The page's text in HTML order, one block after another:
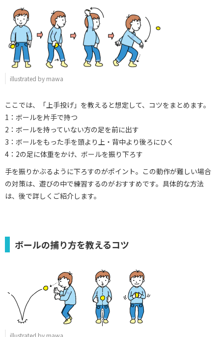
illustrated by mawa
ここでは、「上手投げ」を教えると想定して、コツをまとめます。
1：ボールを片手で持つ
2：ボールを持っていない方の足を前に出す
3：ボールをもった手を頭より上・背中より後ろにひく
4：2の足に体重をかけ、ボールを振り下ろす
手を振りかぶるように下ろすのがポイント。この動作が難しい場合
の対策は、遊びの中で練習するのがおすすめです。具体的な方法
は、後で詳しくご紹介します。
ボールの捕り方を教えるコツ
illustrated by mawa